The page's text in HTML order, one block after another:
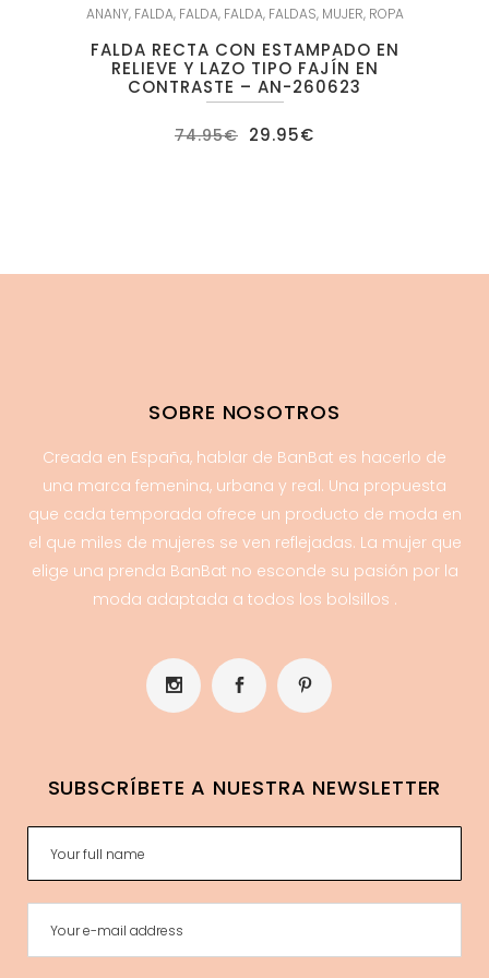
ANANY, FALDA, FALDA, FALDA, FALDAS, MUJER, ROPA
FALDA RECTA CON ESTAMPADO EN
RELIEVE Y LAZO TIPO FAJÍN EN
CONTRASTE – AN-260623
74.95€ El
precio
29.95€
SOBRE NOSOTROS
Creada en España, hablar de BanBat es hacerlo de
una marca femenina, urbana y real. Una propuesta
que cada temporada ofrece un producto de moda en
el que miles de mujeres se ven reflejadas. La mujer que
elige una prenda BanBat no esconde su pasión por la
moda adaptada a todos los bolsillos .
SUBSCRÍBETE A NUESTRA NEWSLETTER